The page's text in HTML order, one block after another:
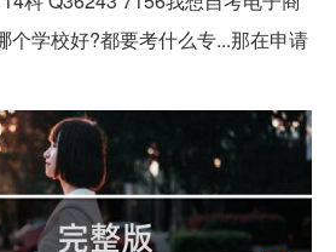
个学校好?都要考什么专...那在申请